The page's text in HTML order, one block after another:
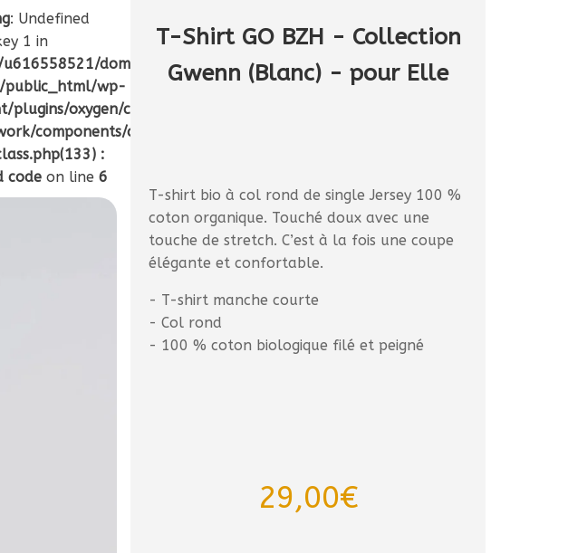
: Undefined
1 in
domains/ty-
public_html/wp-
plugins/oxygen/component-
components/classes/code-
:
code on line 6
T-Shirt GO BZH - Collection
Gwenn (Blanc) - pour Elle
T-shirt bio à col rond de single Jersey 100 %
coton organique. Touché doux avec une
touche de stretch. C’est à la fois une coupe
élégante et confortable.
- T-shirt manche courte
- Col rond
- 100 % coton biologique filé et peigné
29,00€